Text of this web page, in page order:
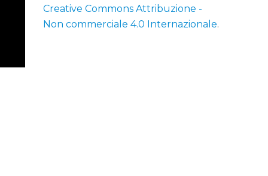
Creative Commons Attribuzione -
Non commerciale 4.0 Internazionale.